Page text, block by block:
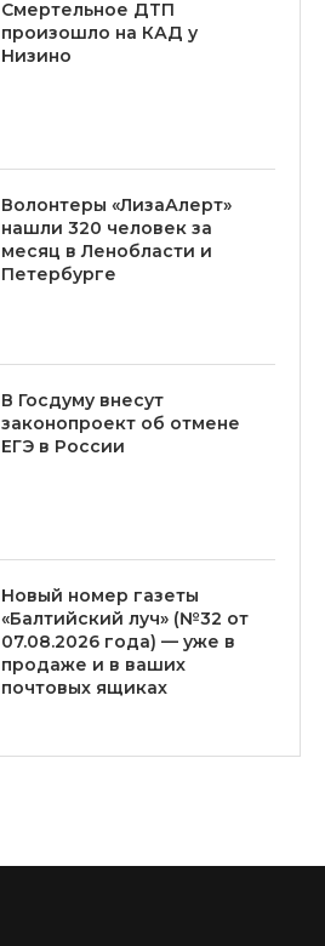
Смертельное ДТП
произошло на КАД у
Низино
Волонтеры «ЛизаАлерт»
нашли 320 человек за
месяц в Ленобласти и
Петербурге
В Госдуму внесут
законопроект об отмене
ЕГЭ в России
Новый номер газеты
«Балтийский луч» (№32 от
07.08.2026 года) — уже в
продаже и в ваших
почтовых ящиках